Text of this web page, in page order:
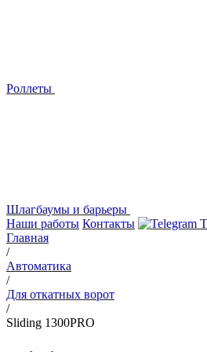
Роллеты
Шлагбаумы и барьеры
Наши работы Контакты
Главная
/
Автоматика
/
Для откатных ворот
/
Sliding 1300PRO